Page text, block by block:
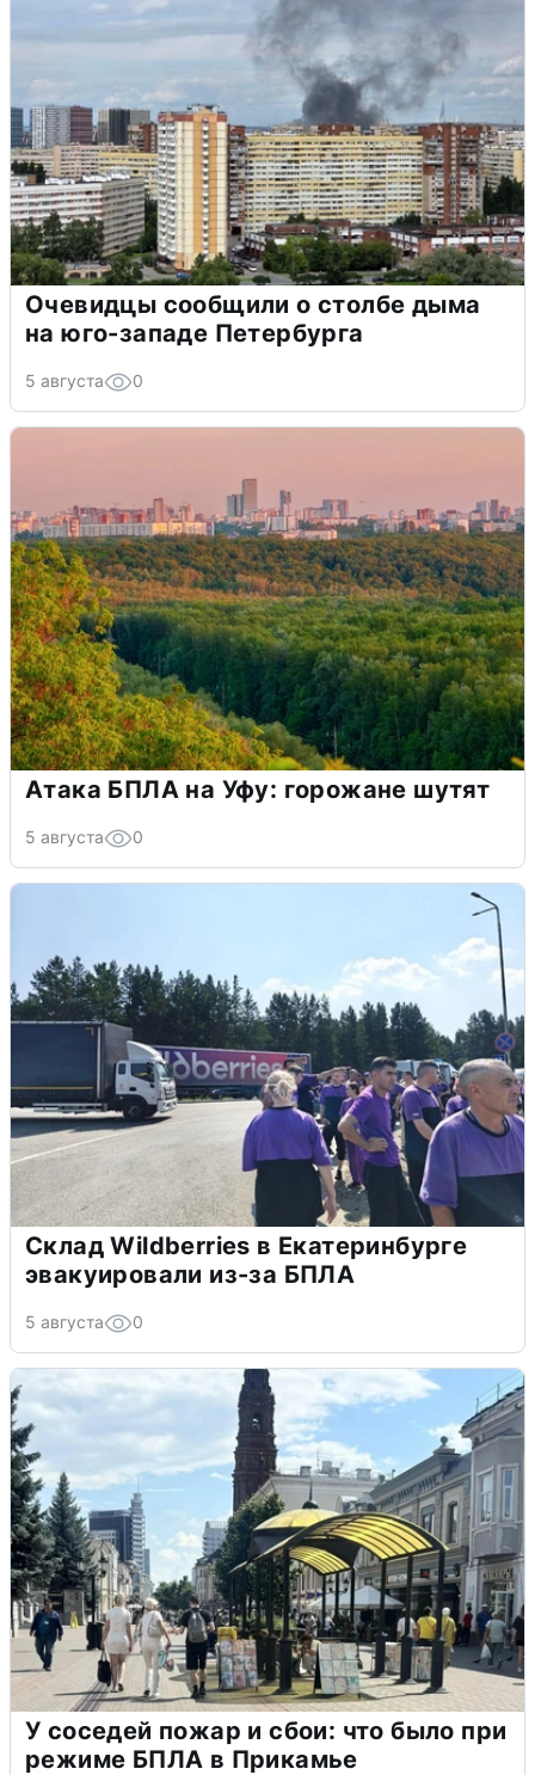
Очевидцы сообщили о столбе дыма
на юго-западе Петербурга
5 августа 0
Атака БПЛА на Уфу: горожане шутят
5 августа 0
Склад Wildberries в Екатеринбурге
эвакуировали из-за БПЛА
5 августа 0
У соседей пожар и сбои: что было при
режиме БПЛА в Прикамье